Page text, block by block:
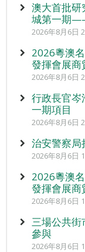
澳大首批研
城第一期
2026年8月6日
2026粵澳
發揮會展商
2026年8月6日
行政長官岑
一期項目
2026年8月6日
治安警察局
2026年8月6日
2026粵澳
發揮會展商
2026年8月6日
三場公共街
參與
2026年8月6日